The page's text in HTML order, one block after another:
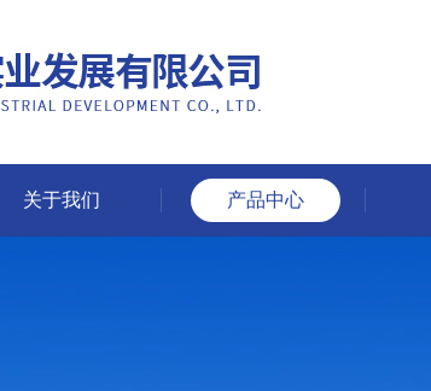
关于我们 产品中心